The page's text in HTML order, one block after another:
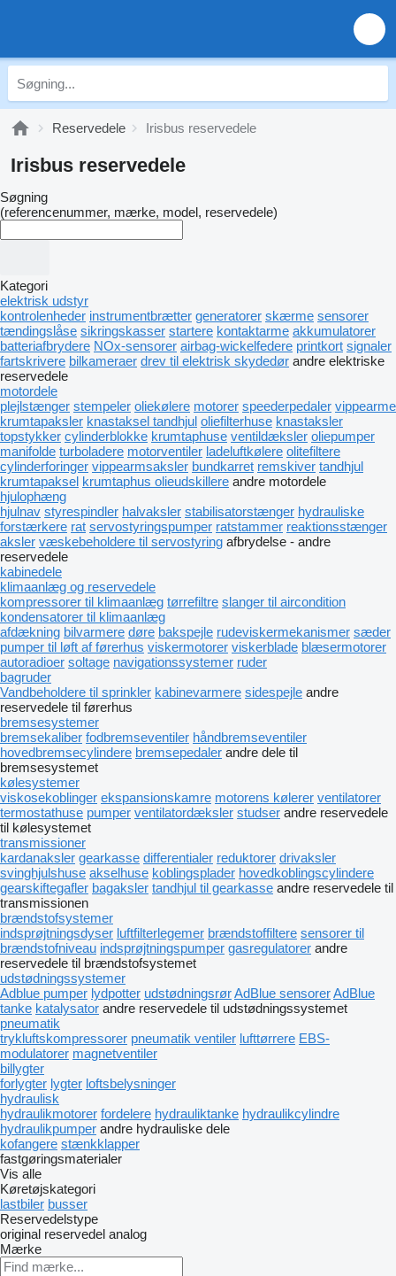
Reservedele Irisbus reservedele
Irisbus reservedele
Søgning
(referencenummer, mærke, model, reservedele)
Kategori
elektrisk udstyr
kontrolenheder instrumentbrætter generatorer skærme sensorer
tændingslåse sikringskasser startere kontaktarme akkumulatorer
batteriafbrydere NOx-sensorer airbag-wickelfedere printkort signaler
fartskrivere bilkameraer drev til elektrisk skydedør andre elektriske
reservedele
motordele
plejlstænger stempeler oliekølere motorer speederpedaler vippearme
krumtapaksler knastaksel tandhjul oliefilterhuse knastaksler
topstykker cylinderblokke krumtaphuse ventildæksler oliepumper
manifolde turboladere motorventiler ladeluftkølere olitefiltere
cylinderforinger vippearmsaksler bundkarret remskiver tandhjul
krumtapaksel krumtaphus olieudskillere andre motordele
hjulophæng
hjulnav styrespindler halvaksler stabilisatorstænger hydrauliske
forstærkere rat servostyringspumper ratstammer reaktionsstænger
aksler væskebeholdere til servostyring afbrydelse - andre
reservedele
kabinedele
klimaanlæg og reservedele
kompressorer til klimaanlæg tørrefiltre slanger til aircondition
kondensatorer til klimaanlæg
afdækning bilvarmere døre bakspejle rudeviskermekanismer sæder
pumper til løft af førerhus viskermotorer viskerblade blæsermotorer
autoradioer soltage navigationssystemer ruder
bagruder
Vandbeholdere til sprinkler kabinevarmere sidespejle andre
reservedele til førerhus
bremsesystemer
bremsekaliber fodbremseventiler håndbremseventiler
hovedbremsecylindere bremsepedaler andre dele til
bremsesystemet
kølesystemer
viskosekoblinger ekspansionskamre motorens kølerer ventilatorer
termostathuse pumper ventilatordæksler studser andre reservedele
til kølesystemet
transmissioner
kardanaksler gearkasse differentialer reduktorer drivaksler
svinghjulshuse akselhuse koblingsplader hovedkoblingscylindere
gearskiftegafler bagaksler tandhjul til gearkasse andre reservedele til
transmissionen
brændstofsystemer
indsprøjtningsdyser luftfilterlegemer brændstoffiltere sensorer til
brændstofniveau indsprøjtningspumper gasregulatorer andre
reservedele til brændstofsystemet
udstødningssystemer
Adblue pumper lydpotter udstødningsrørAdBlue sensorerAdBlue
tanke katalysator andre reservedele til udstødningssystemet
pneumatik
trykluftskompressorer pneumatik ventiler lufttørrere EBS-
modulatorer magnetventiler
billygter
forlygter lygter loftsbelysninger
hydraulisk
hydraulikmotorer fordelere hydrauliktanke hydraulikcylindre
hydraulikpumper andre hydrauliske dele
kofangere stænkklapper
fastgøringsmaterialer
Vis alle
Køretøjskategori
lastbiler busser
Reservedelstype
original reservedel analog
Mærke